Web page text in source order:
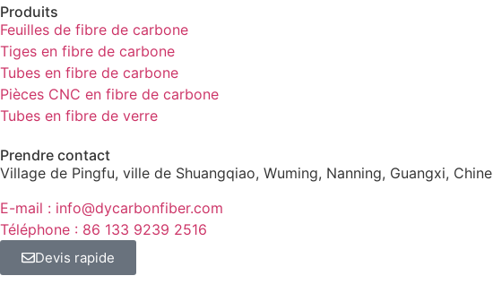
Produits
Feuilles de fibre de carbone
Tiges en fibre de carbone
Tubes en fibre de carbone
Pièces CNC en fibre de carbone
Tubes en fibre de verre
Prendre contact
Village de Pingfu, ville de Shuangqiao, Wuming, Nanning, Guangxi, Chine
E-mail : info@dycarbonfiber.com
Téléphone : 86 133 9239 2516
Devis rapide